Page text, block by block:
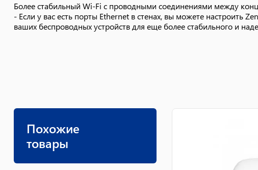
Более стабильный Wi-Fi с проводными соединениями между
- Если у вас есть порты Ethernet в стенах, вы можете настроить
ваших беспроводных устройств для еще более стабильного и
Похожие
товары